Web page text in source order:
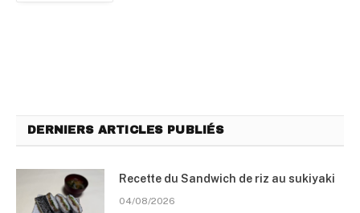
DERNIERS ARTICLES PUBLIÉS
Recette du Sandwich de riz au sukiyaki
04/08/2026